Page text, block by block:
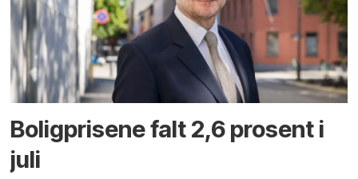
Boligprisene falt 2,6 prosent i
juli